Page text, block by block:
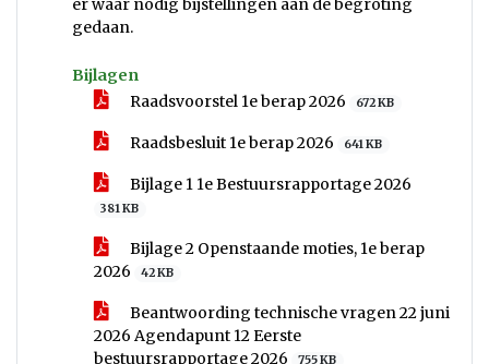
er waar nodig bijstellingen aan de begroting
gedaan.
Bijlagen
Raadsvoorstel 1e berap 2026
672 KB
Raadsbesluit 1e berap 2026 641 KB
Bijlage 1 1e Bestuursrapportage 2026
381 KB
Bijlage 2 Openstaande moties, 1e berap
2026
42 KB
Beantwoording technische vragen 22 juni
2026 Agendapunt 12 Eerste
bestuursrapportage 2026
755 KB